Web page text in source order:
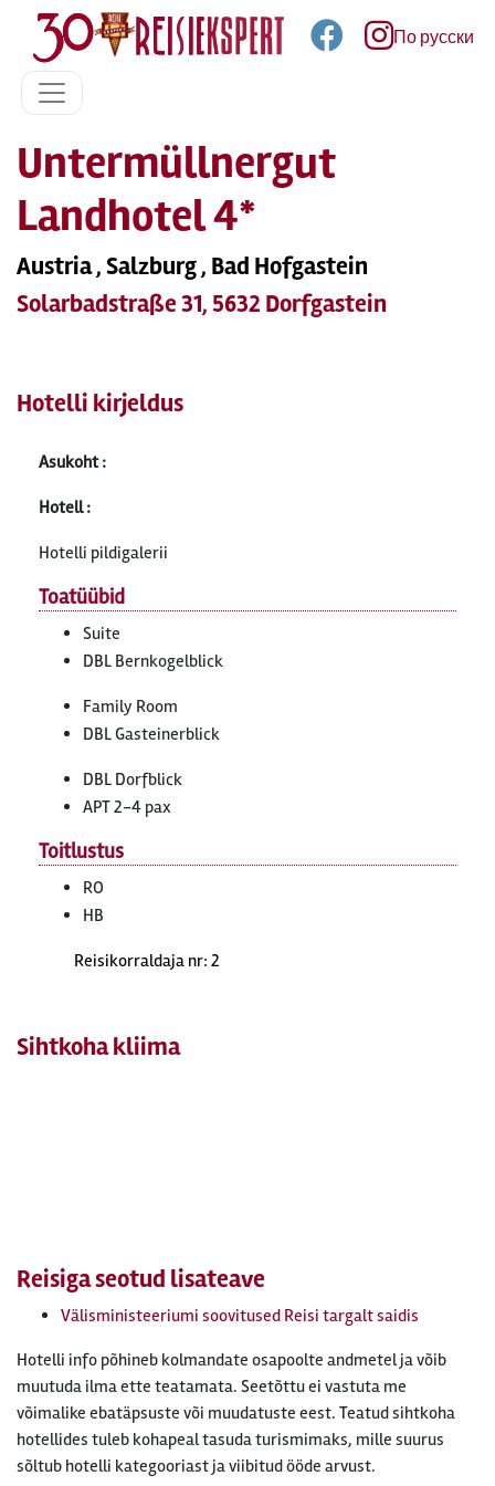
По русски
Untermüllnergut
Landhotel 4*
Austria , Salzburg , Bad Hofgastein
Solarbadstraße 31, 5632 Dorfgastein
Hotelli kirjeldus
Asukoht :
Hotell :
Hotelli pildigalerii
Toatüübid
Suite
DBL Bernkogelblick
Family Room
DBL Gasteinerblick
DBL Dorfblick
APT 2-4 pax
Toitlustus
RO
HB
Reisikorraldaja nr: 2
Sihtkoha kliima
Reisiga seotud lisateave
Välisministeeriumi soovitused Reisi targalt saidis
Hotelli info põhineb kolmandate osapoolte andmetel ja võib
muutuda ilma ette teatamata. Seetõttu ei vastuta me
võimalike ebatäpsuste või muudatuste eest. Teatud sihtkoha
hotellides tuleb kohapeal tasuda turismimaks, mille suurus
sõltub hotelli kategooriast ja viibitud ööde arvust.